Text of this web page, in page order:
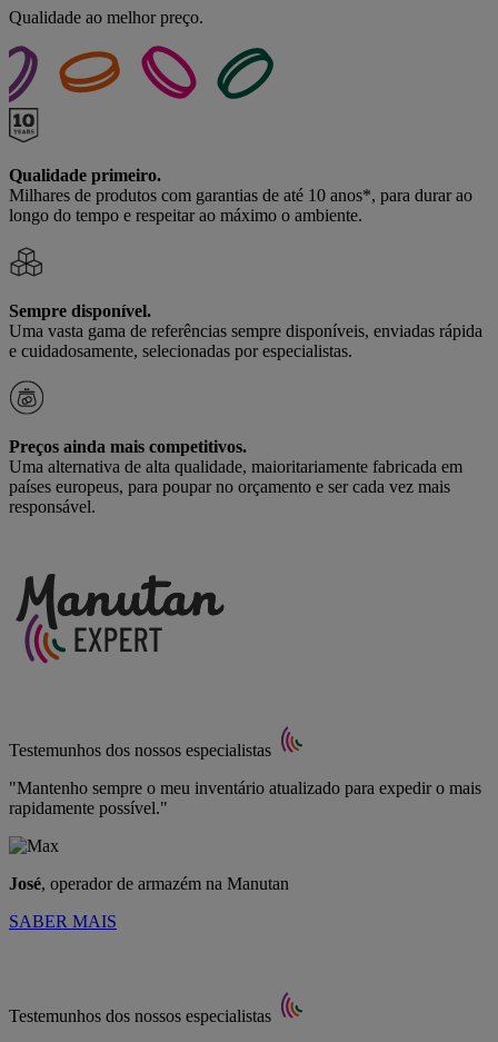
Qualidade ao melhor preço.
Qualidade primeiro.
Milhares de produtos com garantias de até 10 anos*, para durar ao
longo do tempo e respeitar ao máximo o ambiente.
Sempre disponível.
Uma vasta gama de referências sempre disponíveis, enviadas rápida
e cuidadosamente, selecionadas por especialistas.
Preços ainda mais competitivos.
Uma alternativa de alta qualidade, maioritariamente fabricada em
países europeus, para poupar no orçamento e ser cada vez mais
responsável.
Testemunhos dos nossos especialistas
"Mantenho sempre o meu inventário atualizado para expedir o mais
rapidamente possível."
José, operador de armazém na Manutan
SABER MAIS
Testemunhos dos nossos especialistas